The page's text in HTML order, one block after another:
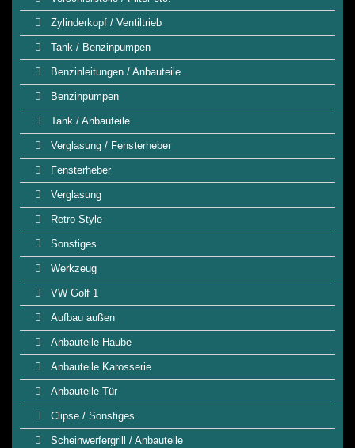
Zylinderkopf / Ventiltrieb
Tank / Benzinpumpen
Benzinleitungen / Anbauteile
Benzinpumpen
Tank / Anbauteile
Verglasung / Fensterheber
Fensterheber
Verglasung
Retro Style
Sonstiges
Werkzeug
VW Golf 1
Aufbau außen
Anbauteile Haube
Anbauteile Karosserie
Anbauteile Tür
Clipse / Sonstiges
Scheinwerfergrill / Anbauteile